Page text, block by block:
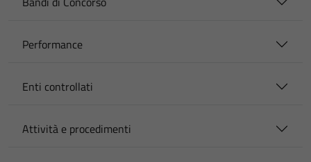
Performance
Enti controllati
Attività e procedimenti